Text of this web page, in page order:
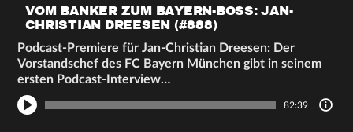
VOM BANKER ZUM BAYERN-BOSS: JAN-
CHRISTIAN DREESEN (#888)
Podcast-Premiere für Jan-Christian Dreesen: Der
Vorstandschef des FC Bayern München gibt in seinem
ersten Podcast-Interview…
82:39